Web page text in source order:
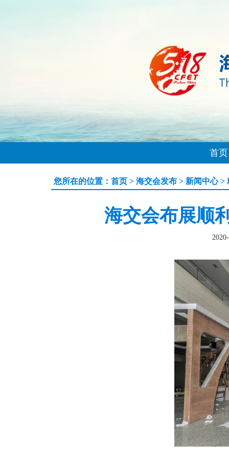
首页
您所在的位置： 首页 > 海交会发布 > 新闻中心>
海交会布展顺